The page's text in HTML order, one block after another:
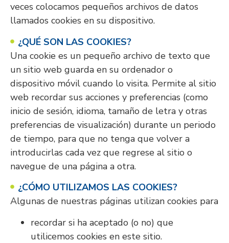
veces colocamos pequeños archivos de datos
llamados cookies en su dispositivo.
¿QUÉ SON LAS COOKIES?
Una cookie es un pequeño archivo de texto que
un sitio web guarda en su ordenador o
dispositivo móvil cuando lo visita. Permite al sitio
web recordar sus acciones y preferencias (como
inicio de sesión, idioma, tamaño de letra y otras
preferencias de visualización) durante un periodo
de tiempo, para que no tenga que volver a
introducirlas cada vez que regrese al sitio o
navegue de una página a otra.
¿CÓMO UTILIZAMOS LAS COOKIES?
Algunas de nuestras páginas utilizan cookies para
recordar si ha aceptado (o no) que
utilicemos cookies en este sitio.